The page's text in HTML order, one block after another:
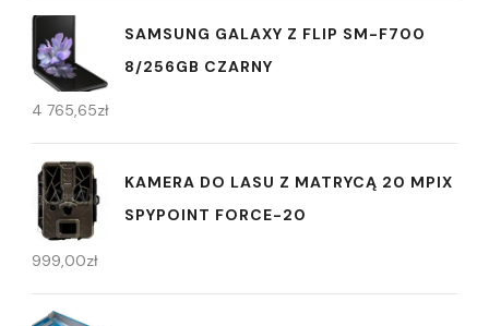
SAMSUNG GALAXY Z FLIP SM-F700
8/256GB CZARNY
4 765,65zł
KAMERA DO LASU Z MATRYCĄ 20 MPIX
SPYPOINT FORCE-20
999,00zł